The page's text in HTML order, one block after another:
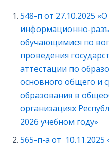
548-п от 27.10.2025
информационно-
обучающимися по
проведения
аттестации по
основного общего и
образования в
организациях
2026 учебном году»
565-п-а от